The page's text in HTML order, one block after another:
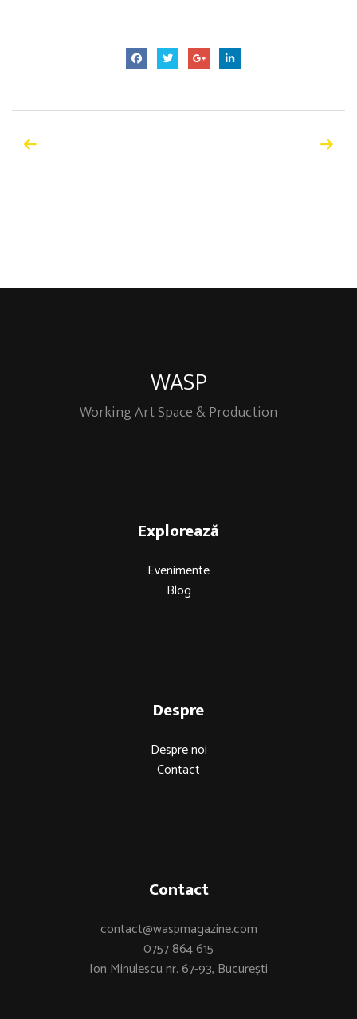
WASP
Working Art Space & Production
Explorează
Evenimente
Blog
Despre
Despre noi
Contact
Contact
contact@waspmagazine.com
0757 864 615
Ion Minulescu nr. 67-93, București